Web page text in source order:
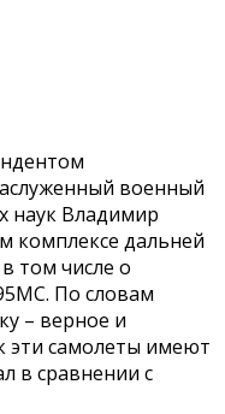
военный
наук Владимир
комплексе дальней
том числе о
По словам
– верное и
эти самолеты имеют
в сравнении с